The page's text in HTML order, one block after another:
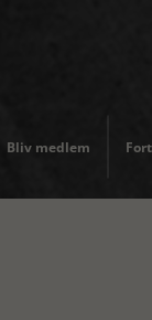
Bliv medlem